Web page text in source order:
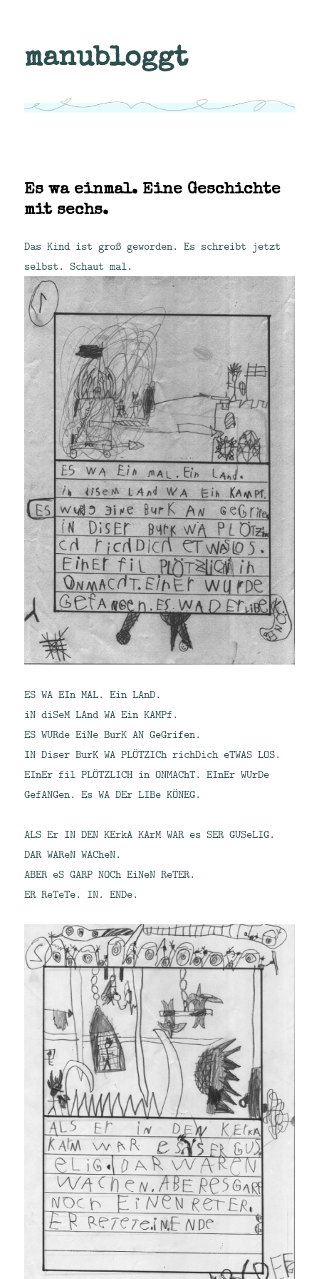
manubloggt
Es wa einmal. Eine Geschichte
mit sechs.
Das Kind ist groß geworden. Es schreibt jetzt
selbst. Schaut mal.
ES WA EIn MAL. Ein LAnD.
iN diSeM LAnd WA Ein KAMPf.
ES WURde EiNe BurK AN GeGrifen.
IN Diser BurK WA PLÖTZICh richDich eTWAS LOS.
EInEr fil PLÖTZLICH in ONMAChT. EInEr WUrDe
GefANGen. Es WA DEr LIBe KÖNEG.
ALS Er IN DEN KErkA KArM WAR es SER GUSeLIG.
DAR WAReN WACheN.
ABER eS GARP NOCh EiNeN ReTER.
ER ReTeTe. IN. ENDe.